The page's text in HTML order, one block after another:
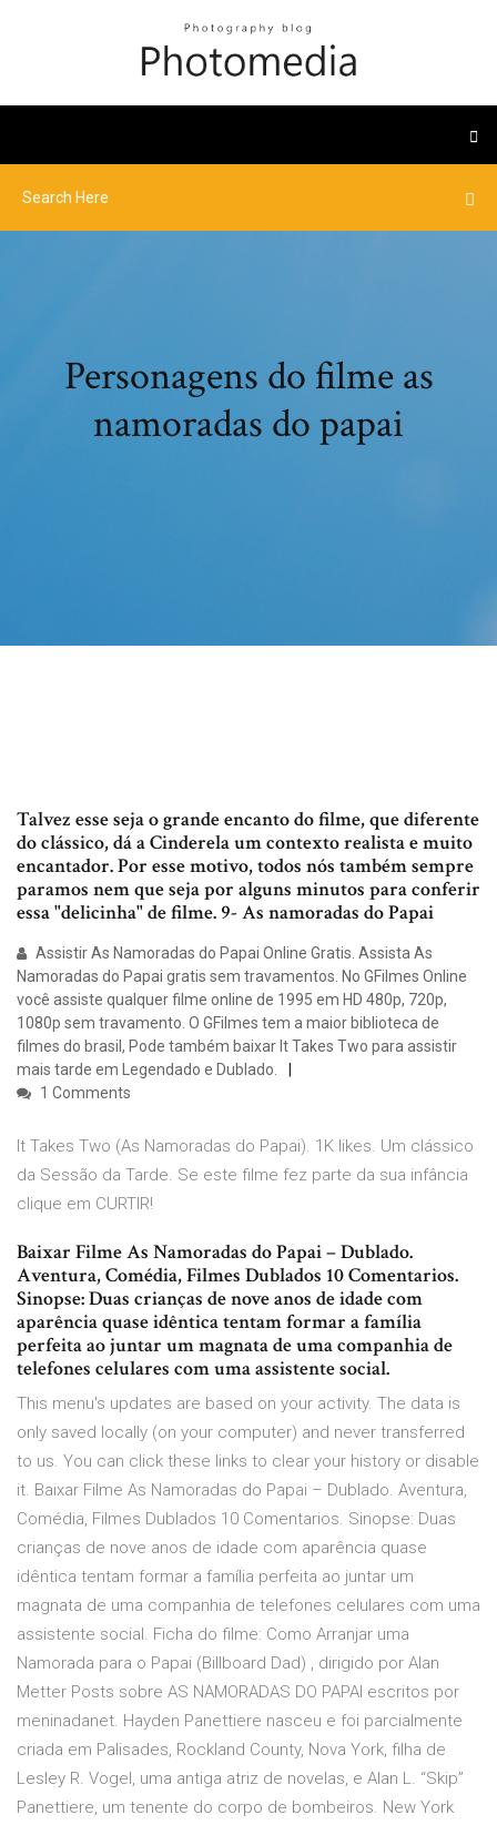
Personagens do filme as
namoradas do papai
Talvez esse seja o grande encanto do filme, que diferente
do clássico, dá a Cinderela um contexto realista e muito
encantador. Por esse motivo, todos nós também sempre
paramos nem que seja por alguns minutos para conferir
essa "delicinha" de filme. 9- As namoradas do Papai
Assistir As Namoradas do Papai Online Gratis. Assista As
Namoradas do Papai gratis sem travamentos. No GFilmes Online
você assiste qualquer filme online de 1995 em HD 480p, 720p,
1080p sem travamento. O GFilmes tem a maior biblioteca de
filmes do brasil, Pode também baixar It Takes Two para assistir
mais tarde em Legendado e Dublado.
1 Comments
It Takes Two (As Namoradas do Papai). 1K likes. Um clássico
da Sessão da Tarde. Se este filme fez parte da sua infância
clique em CURTIR!
Baixar Filme As Namoradas do Papai – Dublado.
Aventura, Comédia, Filmes Dublados 10 Comentarios.
Sinopse: Duas crianças de nove anos de idade com
aparência quase idêntica tentam formar a família
perfeita ao juntar um magnata de uma companhia de
telefones celulares com uma assistente social.
This menu's updates are based on your activity. The data is
only saved locally (on your computer) and never transferred
to us. You can click these links to clear your history or disable
it. Baixar Filme As Namoradas do Papai – Dublado. Aventura,
Comédia, Filmes Dublados 10 Comentarios. Sinopse: Duas
crianças de nove anos de idade com aparência quase
idêntica tentam formar a família perfeita ao juntar um
magnata de uma companhia de telefones celulares com uma
assistente social. Ficha do filme: Como Arranjar uma
Namorada para o Papai (Billboard Dad) , dirigido por Alan
Metter Posts sobre AS NAMORADAS DO PAPAI escritos por
meninadanet. Hayden Panettiere nasceu e foi parcialmente
criada em Palisades, Rockland County, Nova York, filha de
Lesley R. Vogel, uma antiga atriz de novelas, e Alan L. “Skip”
Panettiere, um tenente do corpo de bombeiros. New York